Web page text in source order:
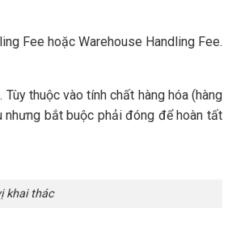
Fee hoặc Warehouse Handling Fee.
. Tùy thuộc vào tính chất hàng hóa (hàng
nhưng bắt buộc phải đóng để hoàn tất
khai thác